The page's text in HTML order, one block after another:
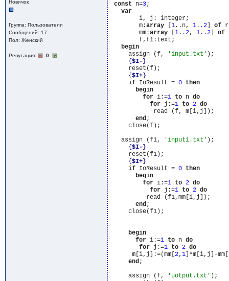
Новичок
Группа: Пользователи
Сообщений: 17
Пол: Женский
Репутация: 0
const n=3;
var
        i, j: integer;
        m:
array [ 1..n, 1. .2] of
        mm:
array [ 1. .2, 1. .2] of
        f,f1:text;
begin
     assign (f,
'input.txt' );
{ $I- }
     reset(f);
{ $I+}
if IoResult = 0 then
begin
for i:=1 to n do
for j:=1 to 2 do
            read (f, m[i,j]);
end;
     close(f);
   assign (f1,
'input1.txt' );
{ $I- }
     reset(f1);
{ $I+}
if IoResult = 0 then
begin
for i:=1 to 2 do
for j:=1 to 2 do
          read (f1,mm[i,j]);
end;
     close(f1);
begin
for i:=1 to n do
for j:=1 to 2 do
      m[i,j]:=(mm[
2, 1]*m[i,j]-mm[
end;
     assign (f,
'uotput.txt' );